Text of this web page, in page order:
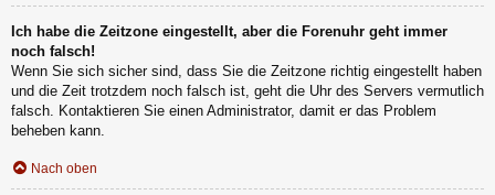
Ich habe die Zeitzone eingestellt, aber die Forenuhr geht immer
noch falsch!
Wenn Sie sich sicher sind, dass Sie die Zeitzone richtig eingestellt haben
und die Zeit trotzdem noch falsch ist, geht die Uhr des Servers vermutlich
falsch. Kontaktieren Sie einen Administrator, damit er das Problem
beheben kann.
Nach oben